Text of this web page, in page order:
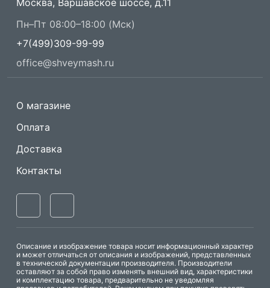
Москва, Варшавское шоссе, д.11
Пн–Пт 08:00–18:00 (Мск)
+7(499)309-99-99
office@shveymash.ru
О магазине
Оплата
Доставка
Контакты
Описание и изображение товара носит информационный характер
и может отличаться от описания и изображений, представленных
в технической документации производителя. Производители
оставляют за собой право изменять внешний вид, характеристики
и комплектацию товара, предварительно не уведомляя